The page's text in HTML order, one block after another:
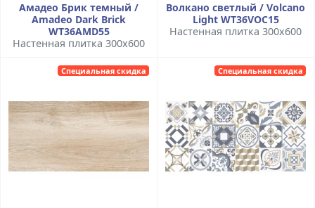
Амадео Брик темный /
Amadeo Dark Brick
WT36AMD55
Настенная плитка 300x600
Волкано светлый / Volcano
Light WT36VOC15
Настенная плитка 300x600
Специальная скидка Специальная скидка